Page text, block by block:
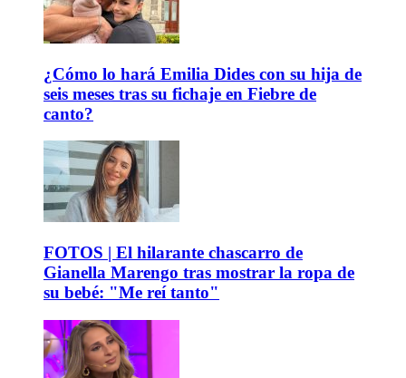
¿Cómo lo hará Emilia Dides con su hija de
seis meses tras su fichaje en Fiebre de
canto?
FOTOS | El hilarante chascarro de
Gianella Marengo tras mostrar la ropa de
su bebé: "Me reí tanto"